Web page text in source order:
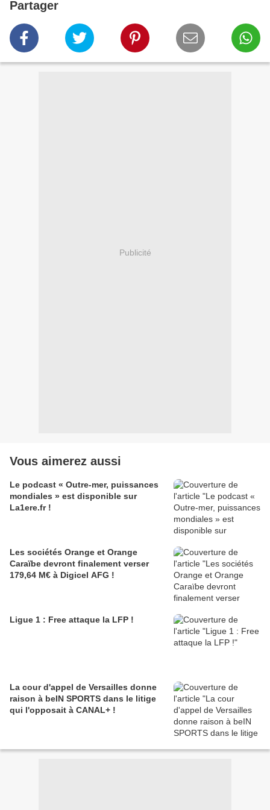
Partager
Publicité
Vous aimerez aussi
Le podcast « Outre-mer, puissances
mondiales » est disponible sur
La1ere.fr !
Les sociétés Orange et Orange
Caraïbe devront finalement verser
179,64 M€ à Digicel AFG !
Ligue 1 : Free attaque la LFP !
La cour d'appel de Versailles donne
raison à beIN SPORTS dans le litige
qui l'opposait à CANAL+ !